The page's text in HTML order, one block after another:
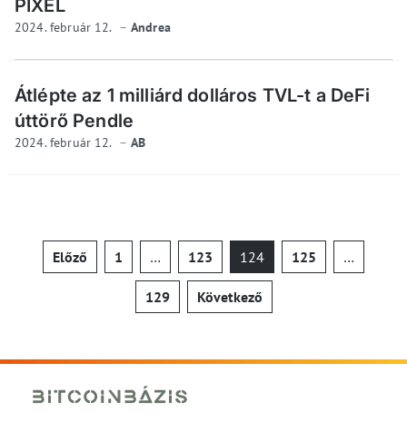
PIXEL
2024. február 12. Andrea
Átlépte az 1 milliárd dolláros TVL-t a DeFi
úttörő Pendle
2024. február 12. AB
Bejegyzések
lapozása
Előző 1 … 123 124 125 …
129 Következő